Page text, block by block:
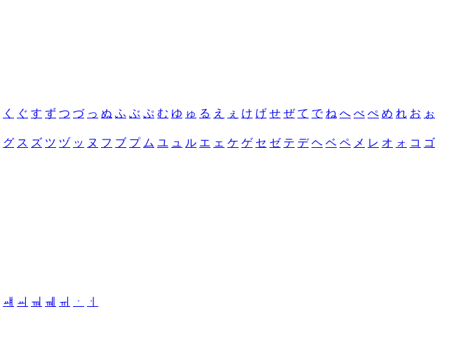
く ぐ す ず つ づ っ ぬ ふ ぶ ぷ む ゆ ゅ る え ぇ け げ せ ぜ て で ね へ べ ぺ め れ お ぉ
グ ス ズ ツ ヅ ッ ヌ フ ブ プ ム ユ ュ ル エ ェ ケ ゲ セ ゼ テ デ ヘ ベ ペ メ レ オ ォ コ ゴ
ㆈ ㆉ ㆊ ㆋ ㆌ ㆍ
ㆎ